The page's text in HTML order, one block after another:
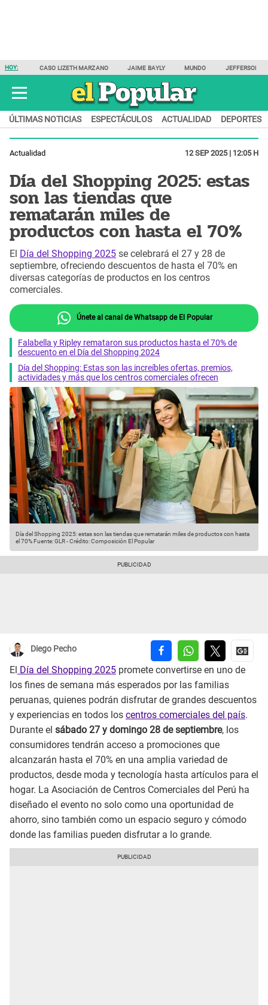
HOY: CASO LIZETH MARZANO JAIME BAYLY MUNDO JEFFERSON
ÚLTIMAS NOTICIAS ESPECTÁCULOS ACTUALIDAD DEPORTES
Actualidad 12 SEP 2025 | 12:05 H
Día del Shopping 2025: estas
son las tiendas que
rematarán miles de
productos con hasta el 70%
El Día del Shopping 2025 se celebrará el 27 y 28 de
septiembre, ofreciendo descuentos de hasta el 70% en
diversas categorías de productos en los centros
comerciales.
Únete al canal de Whatsapp de El Popular
Falabella y Ripley remataron sus productos hasta el 70% de
descuento en el Día del Shopping 2024
Día del Shopping: Estas son las increíbles ofertas, premios,
actividades y más que los centros comerciales ofrecen
Día del Shopping 2025: estas son las tiendas que rematarán miles de productos con hasta
el 70%Fuente: GLR-Crédito: Composición El Popular
Diego Pecho
El Día del Shopping 2025 promete convertirse en uno de
los fines de semana más esperados por las familias
peruanas, quienes podrán disfrutar de grandes descuentos
y experiencias en todos los centros comerciales del país.
Durante el sábado 27 y domingo 28 de septiembre, los
consumidores tendrán acceso a promociones que
alcanzarán hasta el 70% en una amplia variedad de
productos, desde moda y tecnología hasta artículos para el
hogar. La Asociación de Centros Comerciales del Perú ha
diseñado el evento no solo como una oportunidad de
ahorro, sino también como un espacio seguro y cómodo
donde las familias pueden disfrutar a lo grande.